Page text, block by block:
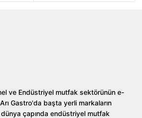
ve Endüstriyel mutfak sektörünün e-
Gastro'da başta yerli markaların
çapında endüstriyel mutfak